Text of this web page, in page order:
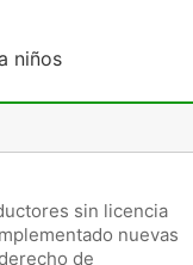
niños
sin licencia
nuevas
de